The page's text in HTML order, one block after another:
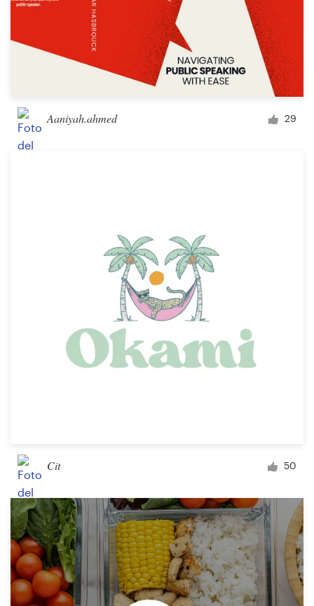
Aaniyah.ahmed 29
Cit 50